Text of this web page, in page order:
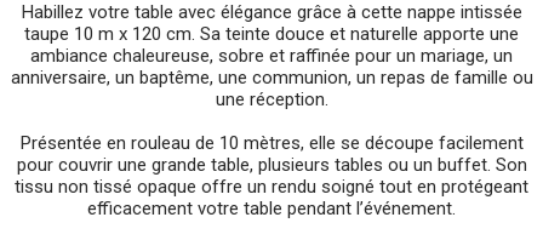
Habillez votre table avec élégance grâce à cette nappe intissée
taupe 10 m x 120 cm. Sa teinte douce et naturelle apporte une
ambiance chaleureuse, sobre et raffinée pour un mariage, un
anniversaire, un baptême, une communion, un repas de famille ou
une réception.
Présentée en rouleau de 10 mètres, elle se découpe facilement
pour couvrir une grande table, plusieurs tables ou un buffet. Son
tissu non tissé opaque offre un rendu soigné tout en protégeant
efficacement votre table pendant l’événement.